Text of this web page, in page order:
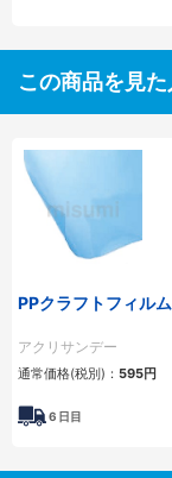
この商品を見
PPクラフトフィルム
アクリサンデー
通常価格(税別)： 595円
6 日目